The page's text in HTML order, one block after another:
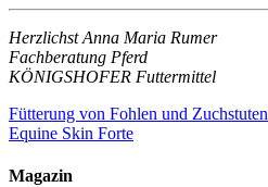
Herzlichst Anna Maria Rumer
Fachberatung Pferd
KÖNIGSHOFER Futtermittel
Fütterung von Fohlen und Zuchstuten
Equine Skin Forte
Magazin